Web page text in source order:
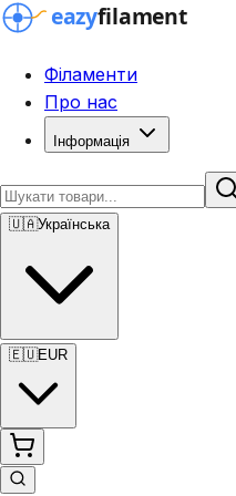
Філаменти
Про нас
Інформація
🇺🇦Українська
🇪🇺EUR